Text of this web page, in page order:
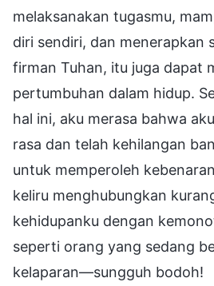
melaksanakan tugasmu,
diri sendiri, dan menerapkan
firman Tuhan, itu juga dapat
pertumbuhan dalam hidup.
hal ini, aku merasa bahwa
rasa dan telah kehilangan
untuk memperoleh
keliru menghubungkan
kehidupanku dengan
seperti orang yang sedang
kelaparan—sungguh bodoh!